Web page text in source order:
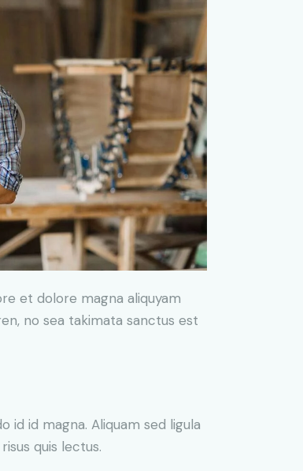
et dolore magna aliquyam
no sea takimata sanctus est
id id magna. Aliquam sed ligula
quis lectus.